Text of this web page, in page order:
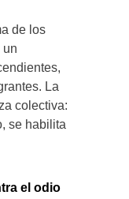
de los
un
La
colectiva:
se habilita
el odio